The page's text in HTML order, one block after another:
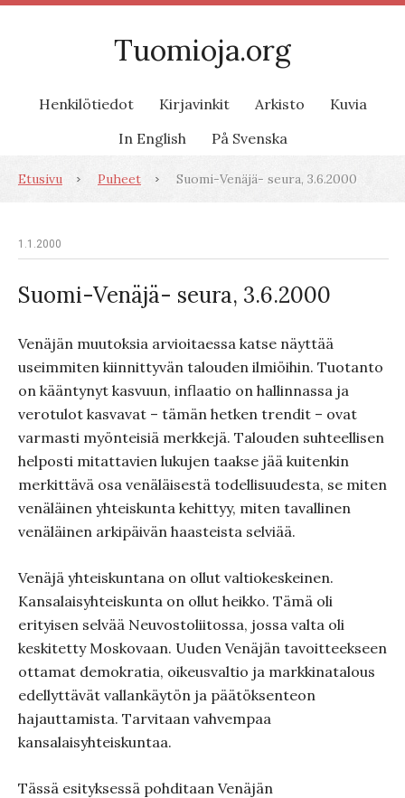
Tuomioja.org
Henkilötiedot Kirjavinkit Arkisto
Kuvia
In English
På Svenska
Etusivu Puheet Suomi-Venäjä- seura, 3.6.2000
1.1.2000
Suomi-Venäjä- seura, 3.6.2000
Venäjän muutoksia arvioitaessa katse näyttää
useimmiten kiinnittyvän talouden ilmiöihin. Tuotanto
on kääntynyt kasvuun, inflaatio on hallinnassa ja
verotulot kasvavat – tämän hetken trendit – ovat
varmasti myönteisiä merkkejä. Talouden suhteellisen
helposti mitattavien lukujen taakse jää kuitenkin
merkittävä osa venäläisestä todellisuudesta, se miten
venäläinen yhteiskunta kehittyy, miten tavallinen
venäläinen arkipäivän haasteista selviää.
Venäjä yhteiskuntana on ollut valtiokeskeinen.
Kansalaisyhteiskunta on ollut heikko. Tämä oli
erityisen selvää Neuvostoliitossa, jossa valta oli
keskitetty Moskovaan. Uuden Venäjän tavoitteekseen
ottamat demokratia, oikeusvaltio ja markkinatalous
edellyttävät vallankäytön ja päätöksenteon
hajauttamista. Tarvitaan vahvempaa
kansalaisyhteiskuntaa.
Tässä esityksessä pohditaan Venäjän